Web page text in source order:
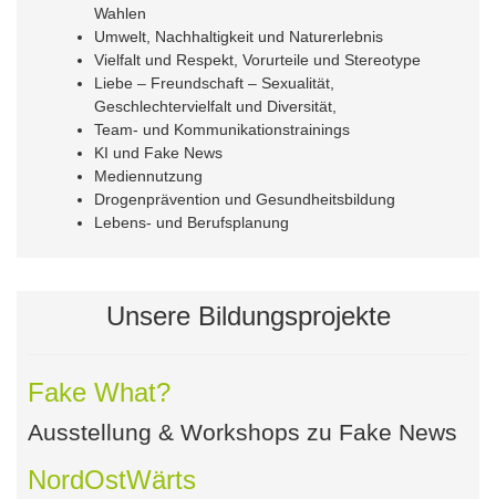
Wahlen
Umwelt, Nachhaltigkeit und Naturerlebnis
Vielfalt und Respekt, Vorurteile und Stereotype
Liebe – Freundschaft – Sexualität,
Geschlechtervielfalt und Diversität,
Team- und Kommunikationstrainings
KI und Fake News
Mediennutzung
Drogenprävention und Gesundheitsbildung
Lebens- und Berufsplanung
Unsere Bildungsprojekte
Fake What?
Ausstellung & Workshops zu Fake News
NordOstWärts